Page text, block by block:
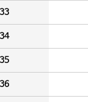
33
34
35
36